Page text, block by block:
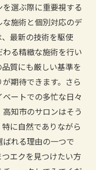
るまつエクの実際
エク体験談
知市のサロンの魅
分を発見するサロ
で新たな自分を見
めの高知市のサロ
選ぶ際に重要視する
施術と個別対応のデ
最新の技術を駆使
る精緻な施術を行い
質にも厳しい基準を
期待できます。さら
ートでの多忙な日々
知市のサロンはそう
に自然でありながら
れる理由の一つで
エクを見つけたい方